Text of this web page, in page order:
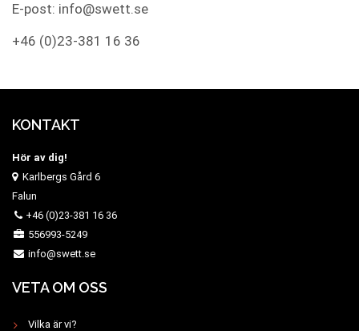
E-post: info@swett.se
+46 (0)23-381 16 36
KONTAKT
Hör av dig!
Karlbergs Gård 6
Falun
+46 (0)23-381 16 36
556993-5249
info@swett.se
VETA OM OSS
Vilka är vi?